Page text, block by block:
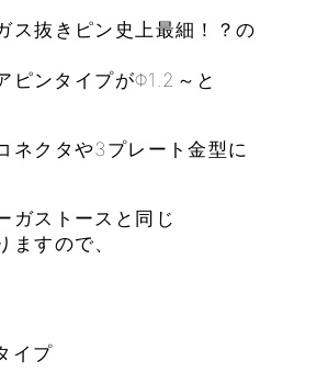
ス抜きピン史上最細！？の
ピンタイプがΦ1.2～と
ネクタや3プレート金型に
ガストースと同じ
すので、
イプ